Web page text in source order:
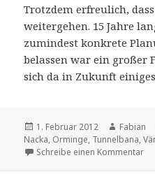
Trotzdem erfreulich,
weitergehen. 15 Jahre
zumindest konkrete
belassen war ein großer
sich da in Zukunft
Veröffentlicht
am
1. Februar 2012 Autor
Fabian
Nacka, Orminge, Tunnelbana,
Schreibe einen Kommentarzu